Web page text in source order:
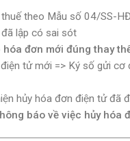
theo Mẫu số 04/SS-
lập có sai sót
hóa đơn mới đúng thay
tử mới => Ký số gửi
hủy hóa đơn điện tử
báo về việc hủy hóa